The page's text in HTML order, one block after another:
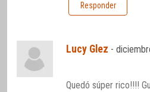
Responder
Lucy Glez -
Quedó súper rico!!!!